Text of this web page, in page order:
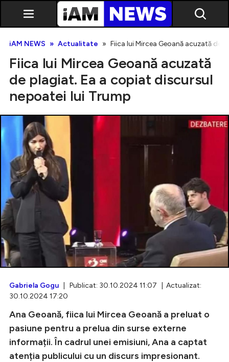
Creează cont
iAM NEWS Actualitate Fiica lui Mircea Geoană acuzată de
Fiica lui Mircea Geoană acuzată
de plagiat. Ea a copiat discursul
nepoatei lui Trump
Gabriela Gogu | Publicat: 30.10.2024 11:07 | Actualizat:
30.10.2024 17:20
Ana Geoană, fiica lui Mircea Geoană a preluat o
pasiune pentru a prelua din surse externe
informații. În cadrul unei emisiuni, Ana a captat
atenția publicului cu un discurs impresionant.